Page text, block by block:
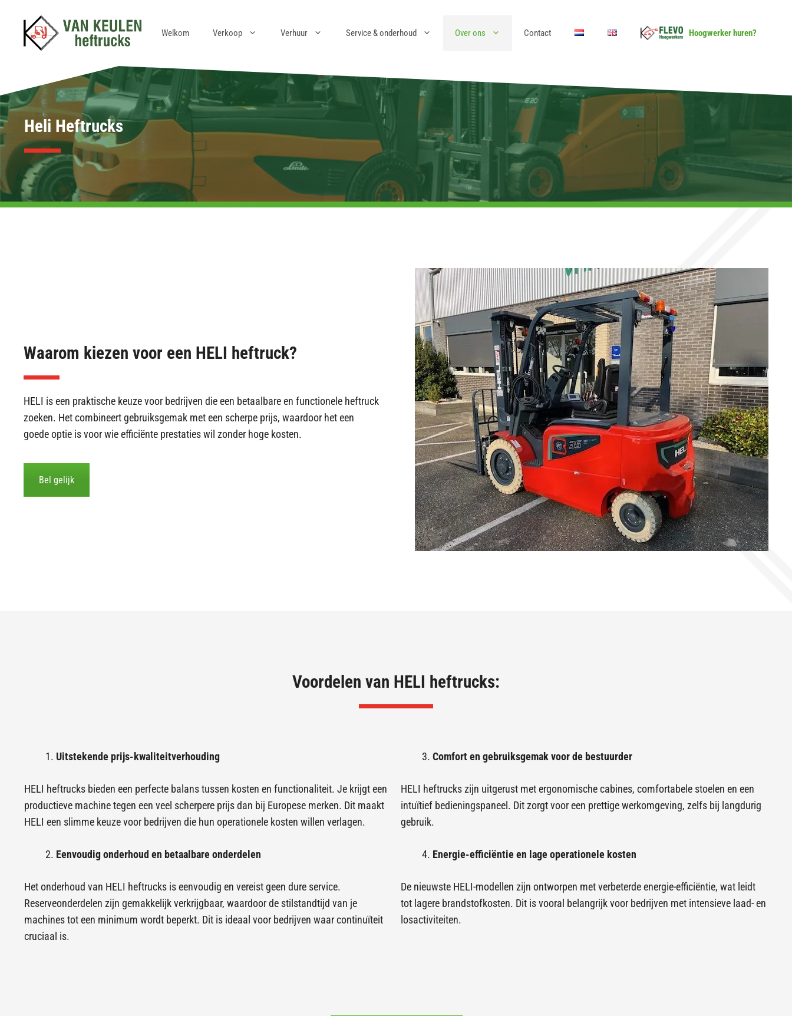
Welkom Verkoop Verhuur Service & onderhoud Over ons Contact Hoogwerker huren?
Heli Heftrucks
Waarom kiezen voor een HELI heftruck?
HELI is een praktische keuze voor bedrijven die een betaalbare en functionele heftruck
zoeken. Het combineert gebruiksgemak met een scherpe prijs, waardoor het een
goede optie is voor wie efficiënte prestaties wil zonder hoge kosten.
Bel gelijk
Voordelen van HELI heftrucks:
Uitstekende prijs-kwaliteitverhouding
HELI heftrucks bieden een perfecte balans tussen kosten en functionaliteit. Je krijgt een
productieve machine tegen een veel scherpere prijs dan bij Europese merken. Dit maakt
HELI een slimme keuze voor bedrijven die hun operationele kosten willen verlagen.
Eenvoudig onderhoud en betaalbare onderdelen
Het onderhoud van HELI heftrucks is eenvoudig en vereist geen dure service.
Reserveonderdelen zijn gemakkelijk verkrijgbaar, waardoor de stilstandtijd van je
machines tot een minimum wordt beperkt. Dit is ideaal voor bedrijven waar continuïteit
cruciaal is.
Comfort en gebruiksgemak voor de bestuurder
HELI heftrucks zijn uitgerust met ergonomische cabines, comfortabele stoelen en een
intuïtief bedieningspaneel. Dit zorgt voor een prettige werkomgeving, zelfs bij langdurig
gebruik.
Energie-efficiëntie en lage operationele kosten
De nieuwste HELI-modellen zijn ontworpen met verbeterde energie-efficiëntie, wat leidt
tot lagere brandstofkosten. Dit is vooral belangrijk voor bedrijven met intensieve laad- en
losactiviteiten.